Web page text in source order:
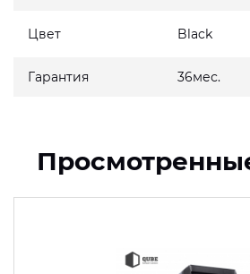
Цвет Black
Гарантия 36мес.